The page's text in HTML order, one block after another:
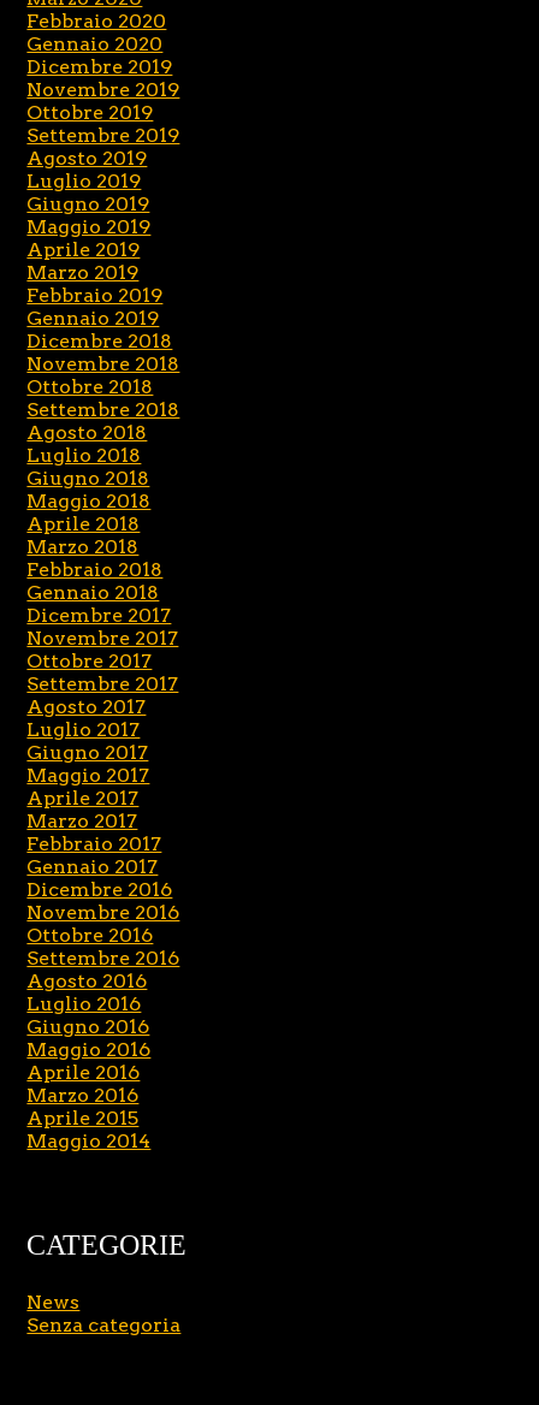
Febbraio 2020
Gennaio 2020
Dicembre 2019
Novembre 2019
Ottobre 2019
Settembre 2019
Agosto 2019
Luglio 2019
Giugno 2019
Maggio 2019
Aprile 2019
Marzo 2019
Febbraio 2019
Gennaio 2019
Dicembre 2018
Novembre 2018
Ottobre 2018
Settembre 2018
Agosto 2018
Luglio 2018
Giugno 2018
Maggio 2018
Aprile 2018
Marzo 2018
Febbraio 2018
Gennaio 2018
Dicembre 2017
Novembre 2017
Ottobre 2017
Settembre 2017
Agosto 2017
Luglio 2017
Giugno 2017
Maggio 2017
Aprile 2017
Marzo 2017
Febbraio 2017
Gennaio 2017
Dicembre 2016
Novembre 2016
Ottobre 2016
Settembre 2016
Agosto 2016
Luglio 2016
Giugno 2016
Maggio 2016
Aprile 2016
Marzo 2016
Aprile 2015
Maggio 2014
CATEGORIE
News
Senza categoria